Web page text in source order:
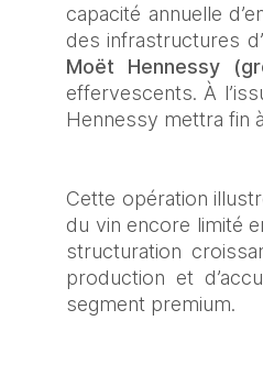
capacité annuelle
Moët Hennessy
effervescents. À
Hennessy mettra fin
Cette opération
du vin encore limité
structuration
production et
segment premium.